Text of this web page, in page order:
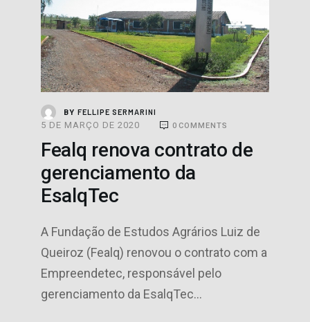
BY FELLIPE SERMARINI
5 DE MARÇO DE 2020 0 COMMENTS
Fealq renova contrato de
gerenciamento da
EsalqTec
A Fundação de Estudos Agrários Luiz de
Queiroz (Fealq) renovou o contrato com a
Empreendetec, responsável pelo
gerenciamento da EsalqTec…